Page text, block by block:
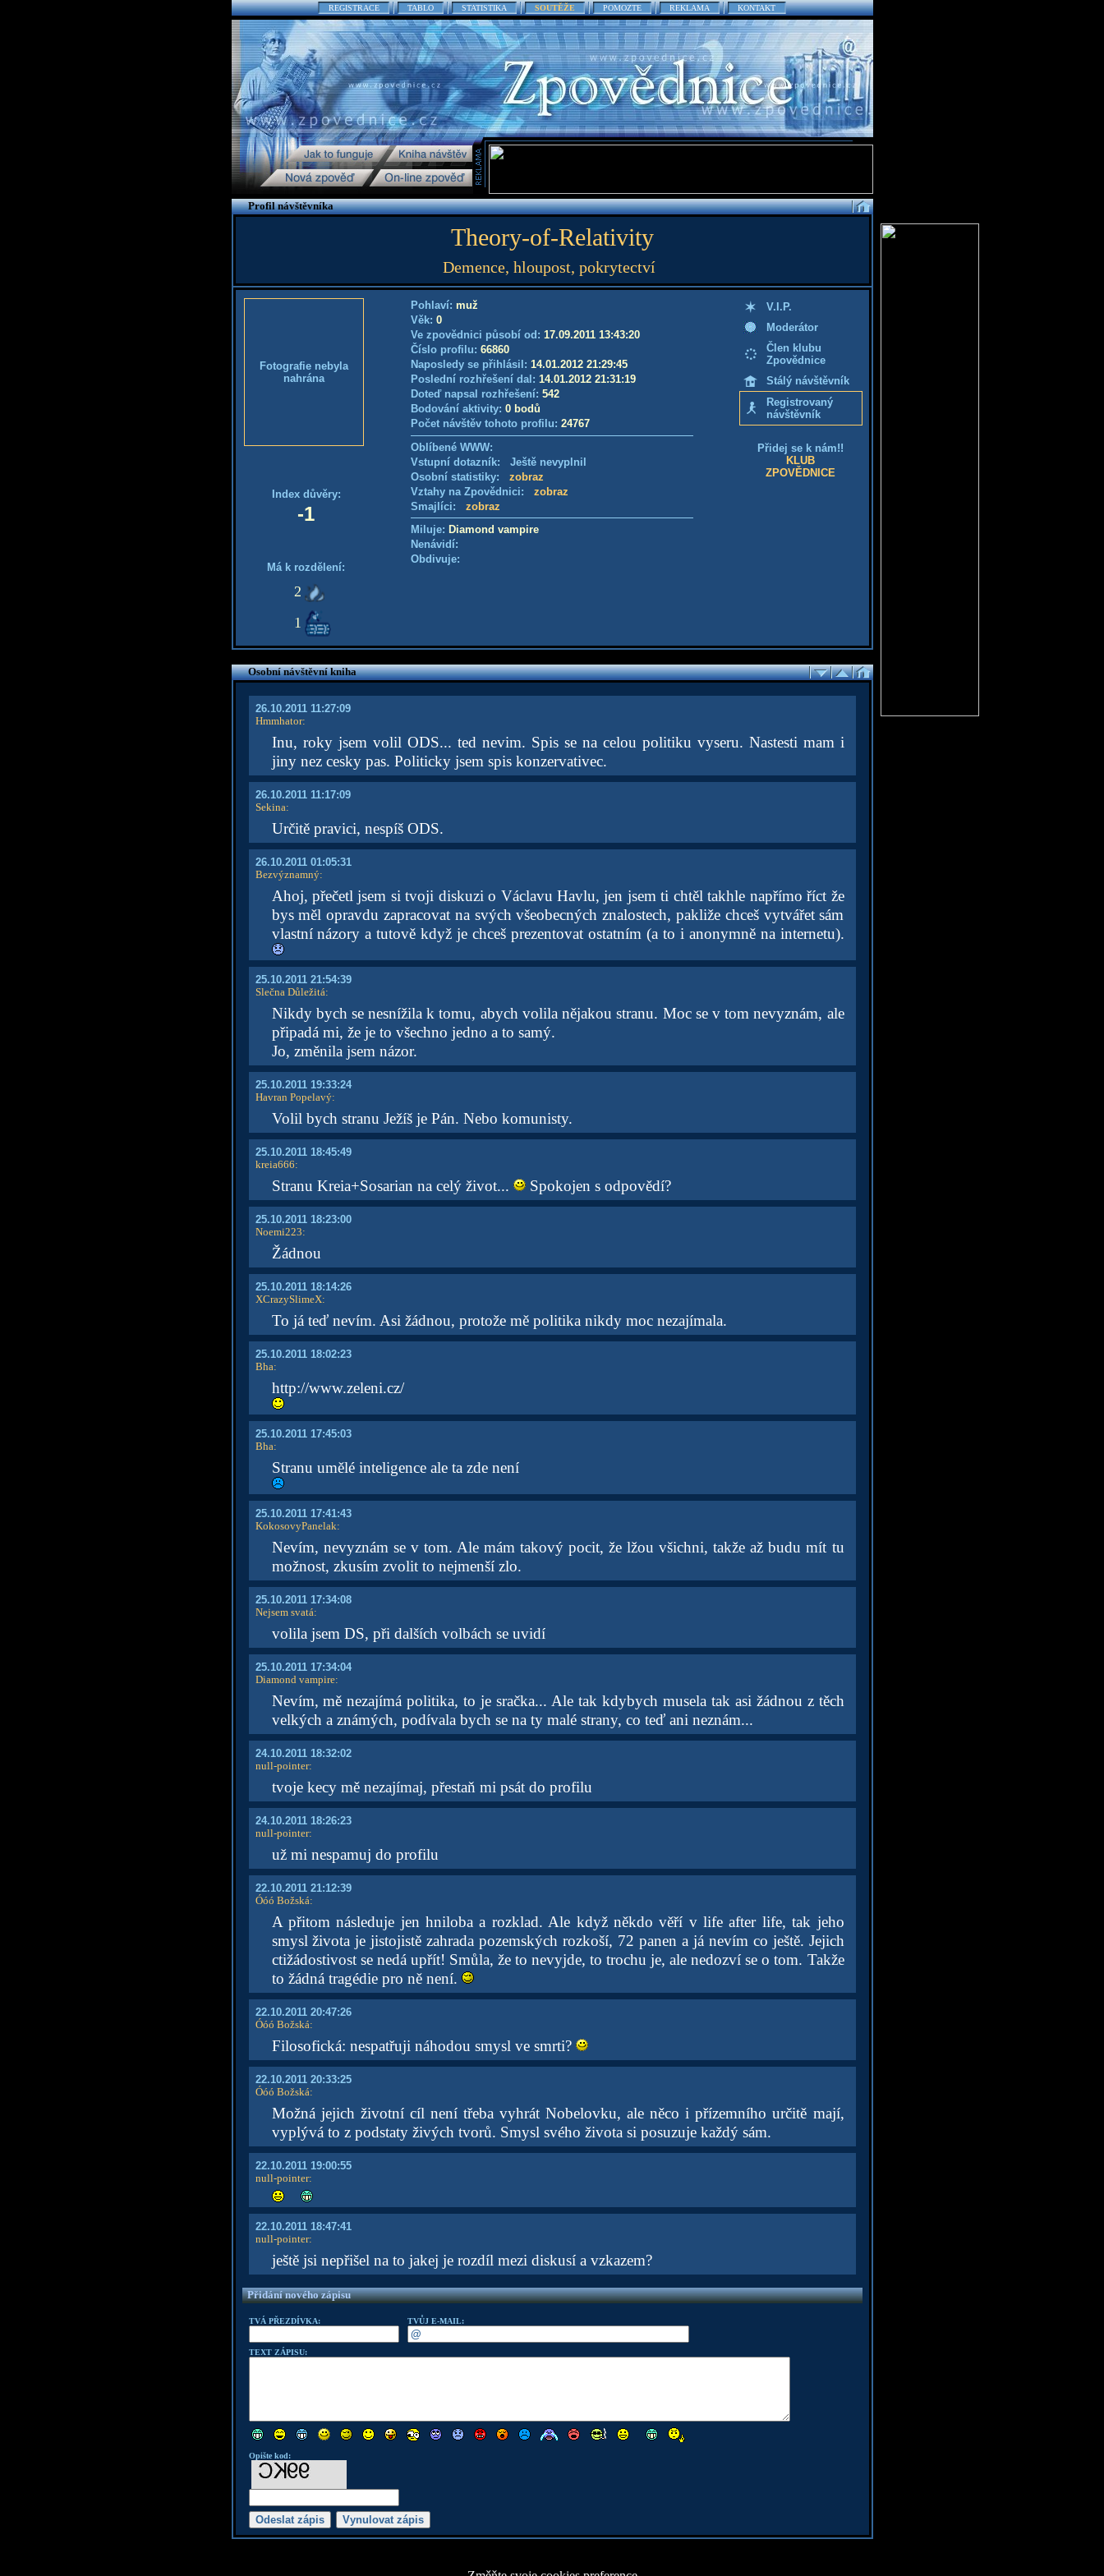
REGISTRACE TABLO STATISTIKA SOUTĚŽE POMOZTE REKLAMA KONTAKT
Profil návštěvníka
Theory-of-Relativity
Demence, hloupost, pokrytectví
Fotografie nebyla
nahrána
Index důvěry:
-1
Má k rozdělení:
2
1
Pohlaví: muž
Věk: 0
Ve zpovědnici působí od: 17.09.2011 13:43:20
Číslo profilu: 66860
Naposledy se přihlásil: 14.01.2012 21:29:45
Poslední rozhřešení dal: 14.01.2012 21:31:19
Doteď napsal rozhřešení: 542
Bodování aktivity: 0 bodů
Počet návštěv tohoto profilu: 24767
Oblíbené WWW:
Vstupní dotazník: Ještě nevyplnil
Osobní statistiky: zobraz
Vztahy na Zpovědnici: zobraz
Smajlíci: zobraz
Miluje: Diamond vampire
Nenávidí:
Obdivuje:
V.I.P.
Moderátor
Člen klubu
Zpovědnice
Stálý návštěvník
Registrovaný
návštěvník
Přidej se k nám!!
KLUB
ZPOVĚDNICE
Osobní návštěvní kniha
26.10.2011 11:27:09
Hmmhator:
Inu, roky jsem volil ODS... ted nevim. Spis se na celou politiku vyseru. Nastesti mam i
jiny nez cesky pas. Politicky jsem spis konzervativec.
26.10.2011 11:17:09
Sekina:
Určitě pravici, nespíš ODS.
26.10.2011 01:05:31
Bezvýznamný:
Ahoj, přečetl jsem si tvoji diskuzi o Václavu Havlu, jen jsem ti chtěl takhle napřímo říct že
bys měl opravdu zapracovat na svých všeobecných znalostech, pakliže chceš vytvářet sám
vlastní názory a tutově když je chceš prezentovat ostatním (a to i anonymně na internetu).
25.10.2011 21:54:39
Slečna Důležitá:
Nikdy bych se nesnížila k tomu, abych volila nějakou stranu. Moc se v tom nevyznám, ale
připadá mi, že je to všechno jedno a to samý.
Jo, změnila jsem názor.
25.10.2011 19:33:24
Havran Popelavý:
Volil bych stranu Ježíš je Pán. Nebo komunisty.
25.10.2011 18:45:49
kreia666:
Stranu Kreia+Sosarian na celý život... Spokojen s odpovědí?
25.10.2011 18:23:00
Noemi223:
Žádnou
25.10.2011 18:14:26
XCrazySlimeX:
To já teď nevím. Asi žádnou, protože mě politika nikdy moc nezajímala.
25.10.2011 18:02:23
Bha:
http://www.zeleni.cz/
25.10.2011 17:45:03
Bha:
Stranu umělé inteligence ale ta zde není
25.10.2011 17:41:43
KokosovyPanelak:
Nevím, nevyznám se v tom. Ale mám takový pocit, že lžou všichni, takže až budu mít tu
možnost, zkusím zvolit to nejmenší zlo.
25.10.2011 17:34:08
Nejsem svatá:
volila jsem DS, při dalších volbách se uvidí
25.10.2011 17:34:04
Diamond vampire:
Nevím, mě nezajímá politika, to je sračka... Ale tak kdybych musela tak asi žádnou z těch
velkých a známých, podívala bych se na ty malé strany, co teď ani neznám...
24.10.2011 18:32:02
null-pointer:
tvoje kecy mě nezajímaj, přestaň mi psát do profilu
24.10.2011 18:26:23
null-pointer:
už mi nespamuj do profilu
22.10.2011 21:12:39
Óóó Božská:
A přitom následuje jen hniloba a rozklad. Ale když někdo věří v life after life, tak jeho
smysl života je jistojistě zahrada pozemských rozkoší, 72 panen a já nevím co ještě. Jejich
ctižádostivost se nedá upřít! Smůla, že to nevyjde, to trochu je, ale nedozví se o tom. Takže
to žádná tragédie pro ně není.
22.10.2011 20:47:26
Óóó Božská:
Filosofická: nespatřuji náhodou smysl ve smrti?
22.10.2011 20:33:25
Óóó Božská:
Možná jejich životní cíl není třeba vyhrát Nobelovku, ale něco i přízemního určitě mají,
vyplývá to z podstaty živých tvorů. Smysl svého života si posuzuje každý sám.
22.10.2011 19:00:55
null-pointer:
22.10.2011 18:47:41
null-pointer:
ještě jsi nepřišel na to jakej je rozdíl mezi diskusí a vzkazem?
Přidání nového zápisu
TVÁ PŘEZDÍVKA: TVŮJ E-MAIL:
TEXT ZÁPISU:
Opište kod: